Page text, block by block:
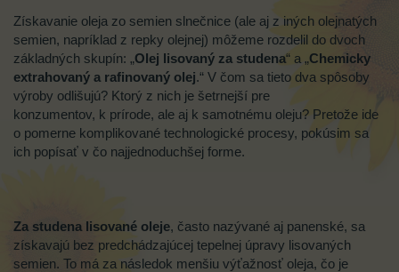
Získavanie oleja zo semien slnečnice (ale aj z iných olejnatých
semien, napríklad z repky olejnej) môžeme rozdelil do dvoch
základných skupín: „Olej lisovaný za studena“ a „Chemicky
extrahovaný a rafinovaný olej.“ V čom sa tieto dva spôsoby
výroby odlišujú? Ktorý z nich je šetrnejší pre
konzumentov, k prírode, ale aj k samotnému oleju? Pretože ide
o pomerne komplikované technologické procesy, pokúsim sa
ich popísať v čo najjednoduchšej forme.
Za studena lisované oleje, často nazývané aj panenské, sa
získavajú bez predchádzajúcej tepelnej úpravy lisovaných
semien. To má za následok menšiu výťažnosť oleja, čo je